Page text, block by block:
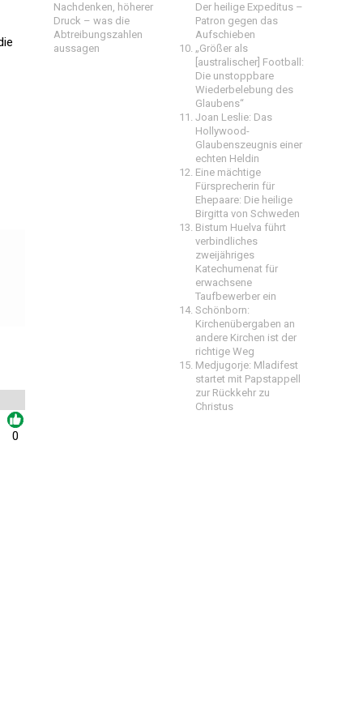
0
Nachdenken, höherer
Druck – was die
Abtreibungszahlen
aussagen
Der heilige Expeditus –
Patron gegen das
Aufschieben
„Größer als
[australischer] Football:
Die unstoppbare
Wiederbelebung des
Glaubens“
Joan Leslie: Das
Hollywood-
Glaubenszeugnis einer
echten Heldin
Eine mächtige
Fürsprecherin für
Ehepaare: Die heilige
Birgitta von Schweden
Bistum Huelva führt
verbindliches
zweijähriges
Katechumenat für
erwachsene
Taufbewerber ein
Schönborn:
Kirchenübergaben an
andere Kirchen ist der
richtige Weg
Medjugorje: Mladifest
startet mit Papstappell
zur Rückkehr zu
Christus